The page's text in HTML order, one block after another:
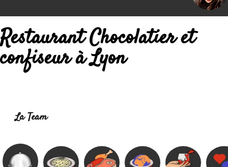
Restaurant Chocolatier et
confiseur à Lyon
La Team